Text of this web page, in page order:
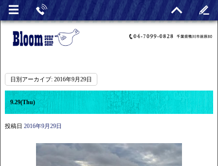
日別アーカイブ: 2016年9月29日
9.29(Thu)
投稿日 2016年9月29日